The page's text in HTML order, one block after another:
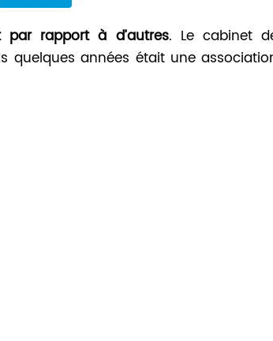
par rapport à d’autres. Le cabinet
quelques années était une